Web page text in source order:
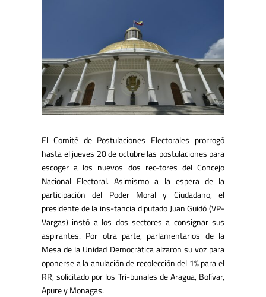
El Comité de Postulaciones Electorales prorrogó
hasta el jueves 20 de octubre las postulaciones para
escoger a los nuevos dos rec-tores del Concejo
Nacional Electoral. Asimismo a la espera de la
participación del Poder Moral y Ciudadano, el
presidente de la ins-tancia diputado Juan Guidó (VP-
Vargas) instó a los dos sectores a consignar sus
aspirantes. Por otra parte, parlamentarios de la
Mesa de la Unidad Democrática alzaron su voz para
oponerse a la anulación de recolección del 1% para el
RR, solicitado por los Tri-bunales de Aragua, Bolívar,
Apure y Monagas.